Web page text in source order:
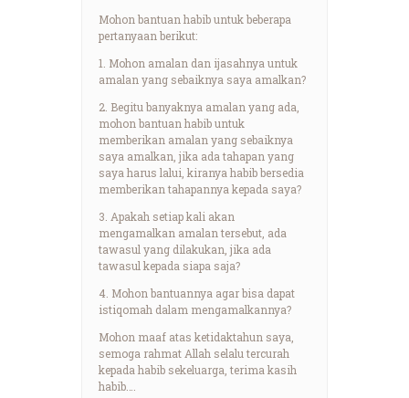
Mohon bantuan habib untuk beberapa
pertanyaan berikut:
1. Mohon amalan dan ijasahnya untuk
amalan yang sebaiknya saya amalkan?
2. Begitu banyaknya amalan yang ada,
mohon bantuan habib untuk
memberikan amalan yang sebaiknya
saya amalkan, jika ada tahapan yang
saya harus lalui, kiranya habib bersedia
memberikan tahapannya kepada saya?
3. Apakah setiap kali akan
mengamalkan amalan tersebut, ada
tawasul yang dilakukan, jika ada
tawasul kepada siapa saja?
4. Mohon bantuannya agar bisa dapat
istiqomah dalam mengamalkannya?
Mohon maaf atas ketidaktahun saya,
semoga rahmat Allah selalu tercurah
kepada habib sekeluarga, terima kasih
habib….